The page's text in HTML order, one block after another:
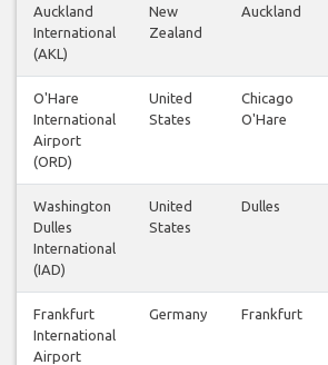
Auckland
International
(AKL)
New
Zealand
Auckland
O'Hare
International
Airport
(ORD)
United
States
Chicago
O'Hare
Washington
Dulles
International
(IAD)
United
States
Dulles
Frankfurt
International
Airport
Germany Frankfurt